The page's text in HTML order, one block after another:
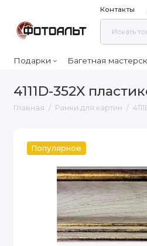
Контакты
Подарки Багетная
4111D-352X
Главная Рамки для картин
Популярное